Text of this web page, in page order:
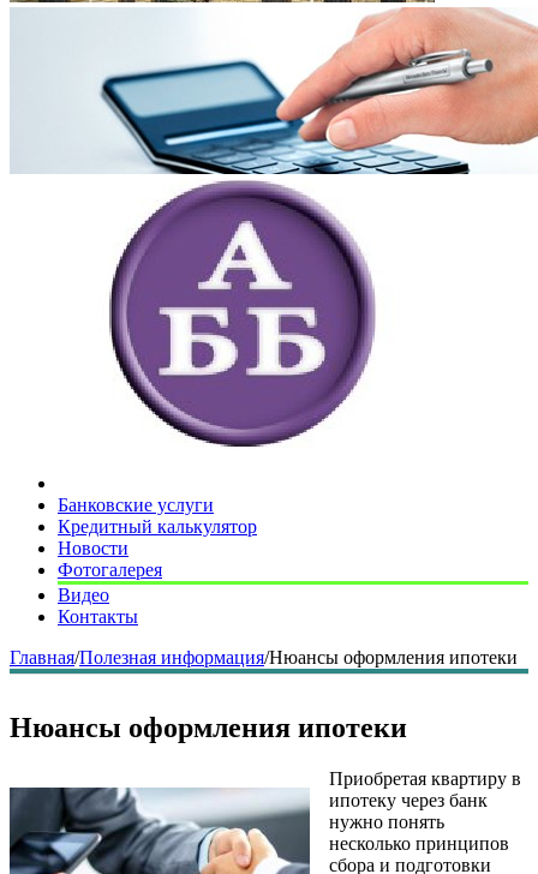
Банковские услуги
Кредитный калькулятор
Новости
Фотогалерея
Видео
Контакты
Главная/Полезная информация/Нюансы оформления ипотеки
Нюансы оформления ипотеки
Приобретая квартиру в
ипотеку через банк
нужно понять
несколько принципов
сбора и подготовки